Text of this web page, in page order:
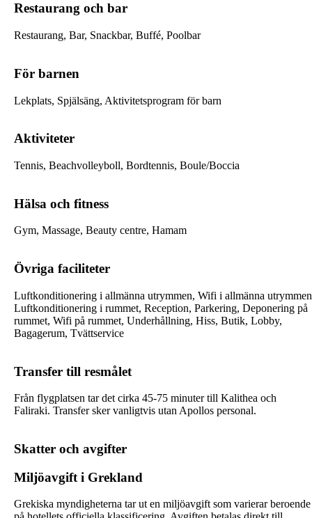
Restaurang och bar
Restaurang, Bar, Snackbar, Buffé, Poolbar
För barnen
Lekplats, Spjälsäng, Aktivitetsprogram för barn
Aktiviteter
Tennis, Beachvolleyboll, Bordtennis, Boule/Boccia
Hälsa och fitness
Gym, Massage, Beauty centre, Hamam
Övriga faciliteter
Luftkonditionering i allmänna utrymmen, Wifi i allmänna
Luftkonditionering i rummet, Reception, Parkering, Deponering på
rummet, Wifi på rummet, Underhållning, Hiss, Butik, Lobby,
Bagagerum, Tvättservice
Transfer till resmålet
Från flygplatsen tar det cirka 45-75 minuter till Kalithea och
Faliraki. Transfer sker vanligtvis utan Apollos personal.
Skatter och avgifter
Miljöavgift i Grekland
Grekiska myndigheterna tar ut en miljöavgift som varierar beroende